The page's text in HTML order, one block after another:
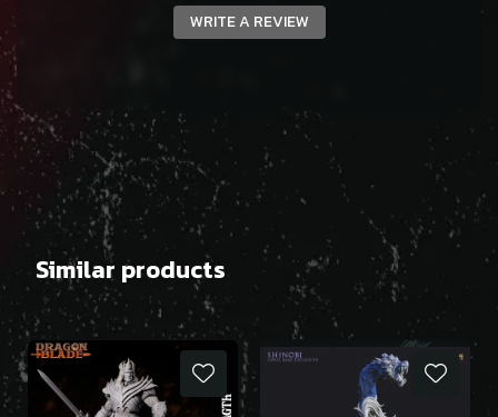
WRITE A REVIEW
Similar products